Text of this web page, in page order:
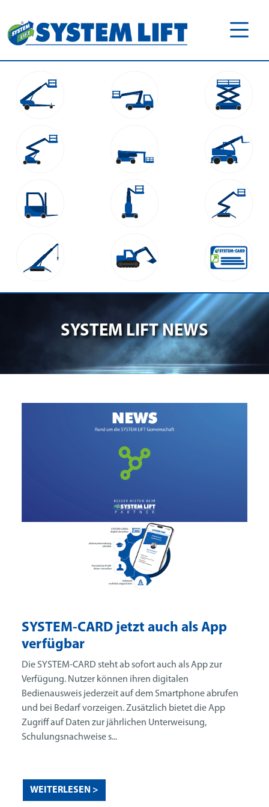
SYSTEM LIFT NEWS
SYSTEM-CARD jetzt auch als App
verfügbar
Die SYSTEM-CARD steht ab sofort auch als App zur
Verfügung. Nutzer können ihren digitalen
Bedienausweis jederzeit auf dem Smartphone abrufen
und bei Bedarf vorzeigen. Zusätzlich bietet die App
Zugriff auf Daten zur jährlichen Unterweisung,
Schulungsnachweise s...
WEITERLESEN >